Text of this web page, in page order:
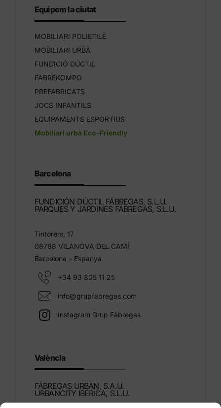
Equipem la ciutat
MOBILIARI POLIETILÈ
MOBILIARI URBÀ
FUNDICIÓ DÚCTIL
FABREKOMPO
PREFABRICATS
JOCS INFANTILS
EQUIPAMENTS ESPORTIUS
Mobiliari urbà Eco-Friendly
Barcelona
FUNDICIÓN DÚCTIL FÁBREGAS, S.L.U.
PARQUES Y JARDINES FÁBREGAS, S.L.U.
Tintorers, 17
08788 VILANOVA DEL CAMÍ
Barcelona – Espanya
+34 93 805 11 25
info@grupfabregas.com
Instagram Grup Fábregas
València
FÁBREGAS URBAN, S.A.U.
URBANCITY IBÉRICA, S.L.U.